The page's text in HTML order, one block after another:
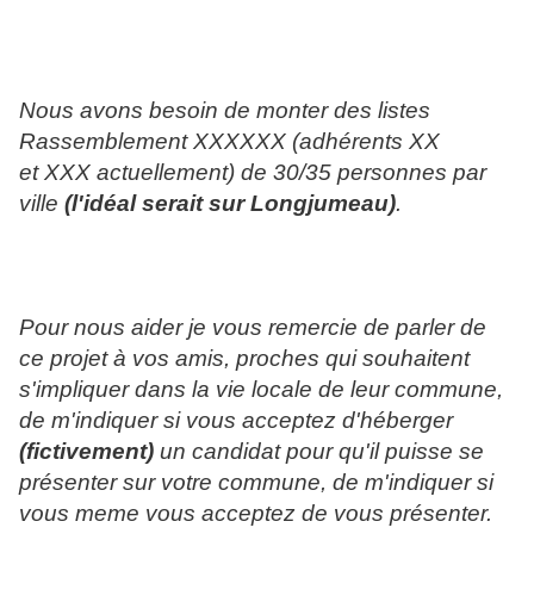
Nous avons besoin de monter des listes
Rassemblement XXXXXX (adhérents XX
et XXX actuellement) de 30/35 personnes par
ville (l'idéal serait sur Longjumeau).
Pour nous aider je vous remercie de parler de
ce projet à vos amis, proches qui souhaitent
s'impliquer dans la vie locale de leur commune,
de m'indiquer si vous acceptez d'héberger
(fictivement) un candidat pour qu'il puisse se
présenter sur votre commune, de m'indiquer si
vous meme vous acceptez de vous présenter.